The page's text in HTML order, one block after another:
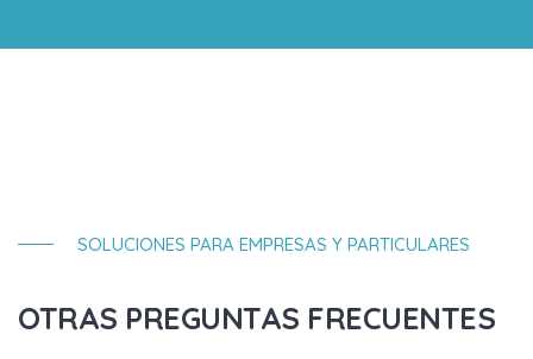
SOLUCIONES PARA EMPRESAS Y PARTICULARES
OTRAS PREGUNTAS FRECUENTES